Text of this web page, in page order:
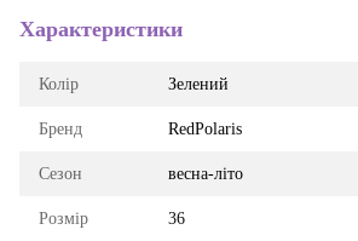
Характеристики
Колір Зелений
Бренд RedPolaris
Сезон весна-літо
Розмір 36